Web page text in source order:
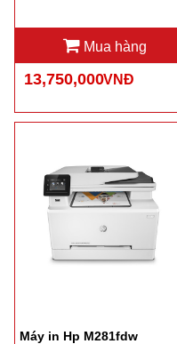
Mua hàng
13,750,000VNĐ
Máy in Hp M281fdw